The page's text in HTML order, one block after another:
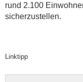
Erzieher Jobs
Tagesmutter
rund 2.100
sicherzustellen.
Linktipp